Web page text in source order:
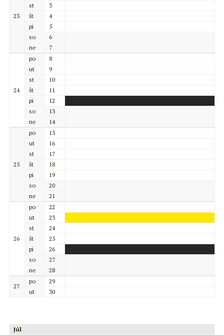
23
st
3
št
4
pi
5
so
6
ne
7
24
po
8
ut
9
st
10
št
11
pi
12
so
13
ne
14
25
po
15
ut
16
st
17
št
18
pi
19
so
20
ne
21
26
po
22
ut
23
st
24
št
25
pi
26
so
27
ne
28
27
po
29
ut
30
Júl